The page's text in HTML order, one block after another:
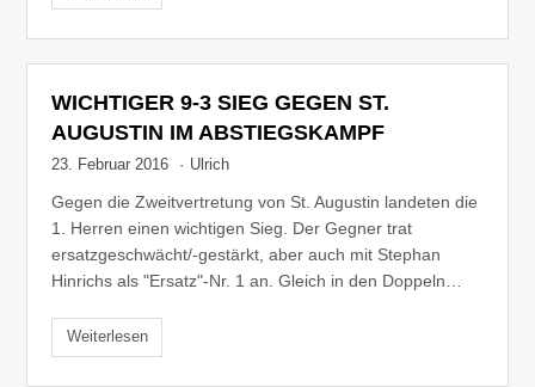
WICHTIGER 9-3 SIEG GEGEN ST.
AUGUSTIN IM ABSTIEGSKAMPF
23. Februar 2016 · Ulrich
Gegen die Zweitvertretung von St. Augustin landeten die
1. Herren einen wichtigen Sieg. Der Gegner trat
ersatzgeschwächt/-gestärkt, aber auch mit Stephan
Hinrichs als "Ersatz"-Nr. 1 an. Gleich in den Doppeln…
Weiterlesen